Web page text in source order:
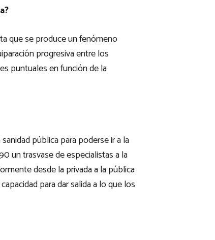
que se produce un fenómeno
progresiva entre los
puntuales en función de la
pública para poderse ir a la
un trasvase de especialistas a la
desde la privada a la pública
para dar salida a lo que los